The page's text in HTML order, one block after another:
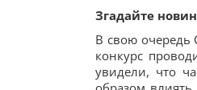
Згадайте
В свою очередь
конкурс
увидели, что